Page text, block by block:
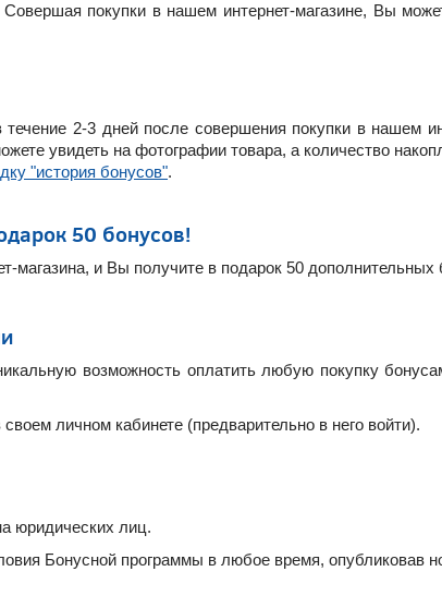
покупки в нашем интернет-магазине, Вы
2-3 дней после совершения покупки в нашем
увидеть на фотографии товара, а количество
"история бонусов".
50 бонусов!
магазина, и Вы получите в подарок 50 дополнительных
возможность оплатить любую покупку
личном кабинете (предварительно в него войти).
юридических лиц.
Бонусной программы в любое время, опубликовав